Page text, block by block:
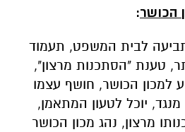
הכושר:
לבית המשפט, תעמוד
טענת "הסתכנות מרצון",
למכון הכושר, חושף עצמו
מנגד, יוכל לטעון המתאמן,
מרצון, נהג מכון הכושר